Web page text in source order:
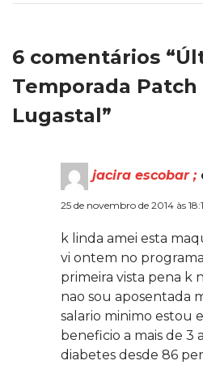
6 comentários
Temporada
Lugastal”
jacira escobar ;
25 de novembro de 2014 às
k linda amei esta
vi ontem no
primeira vista pena k
nao sou aposentada
salario minimo estou
beneficio a mais de 3
diabetes desde 86